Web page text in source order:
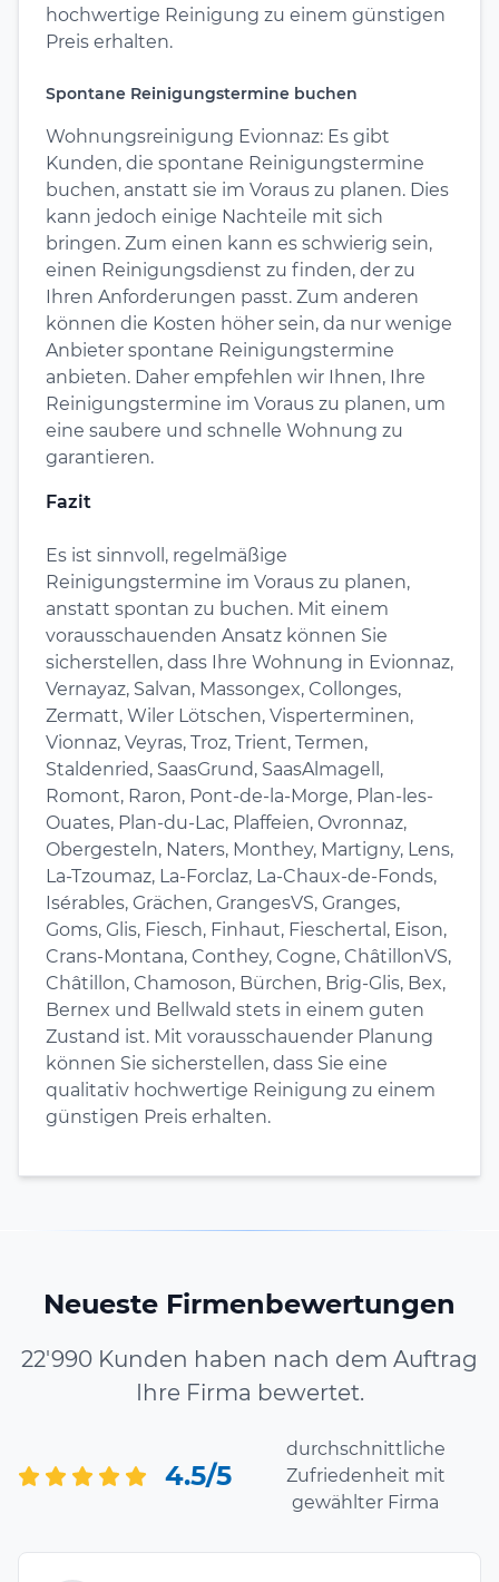
hochwertige Reinigung zu einem günstigen
Preis erhalten.
Spontane Reinigungstermine buchen
Wohnungsreinigung Evionnaz: Es gibt
Kunden, die spontane Reinigungstermine
buchen, anstatt sie im Voraus zu planen. Dies
kann jedoch einige Nachteile mit sich
bringen. Zum einen kann es schwierig sein,
einen Reinigungsdienst zu finden, der zu
Ihren Anforderungen passt. Zum anderen
können die Kosten höher sein, da nur wenige
Anbieter spontane Reinigungstermine
anbieten. Daher empfehlen wir Ihnen, Ihre
Reinigungstermine im Voraus zu planen, um
eine saubere und schnelle Wohnung zu
garantieren.
Fazit
Es ist sinnvoll, regelmäßige
Reinigungstermine im Voraus zu planen,
anstatt spontan zu buchen. Mit einem
vorausschauenden Ansatz können Sie
sicherstellen, dass Ihre Wohnung in Evionnaz,
Vernayaz, Salvan, Massongex, Collonges,
Zermatt, Wiler Lötschen, Visperterminen,
Vionnaz, Veyras, Troz, Trient, Termen,
Staldenried, SaasGrund, SaasAlmagell,
Romont, Raron, Pont-de-la-Morge, Plan-les-
Ouates, Plan-du-Lac, Plaffeien, Ovronnaz,
Obergesteln, Naters, Monthey, Martigny, Lens,
La-Tzoumaz, La-Forclaz, La-Chaux-de-Fonds,
Isérables, Grächen, GrangesVS, Granges,
Goms, Glis, Fiesch, Finhaut, Fieschertal, Eison,
Crans-Montana, Conthey, Cogne, ChâtillonVS,
Châtillon, Chamoson, Bürchen, Brig-Glis, Bex,
Bernex und Bellwald stets in einem guten
Zustand ist. Mit vorausschauender Planung
können Sie sicherstellen, dass Sie eine
qualitativ hochwertige Reinigung zu einem
günstigen Preis erhalten.
Neueste Firmenbewertungen
22'990 Kunden haben nach dem Auftrag
Ihre Firma bewertet.
4.5/5
durchschnittliche
Zufriedenheit mit
gewählter Firma